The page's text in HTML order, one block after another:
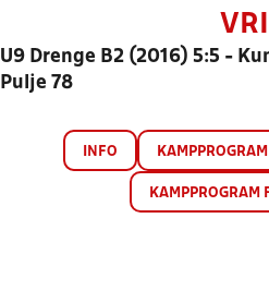
VRI
U9 Drenge B2 (2016) 5:5 -
Pulje 78
INFO KAMPPROGRAM
KAMPPROGRAM